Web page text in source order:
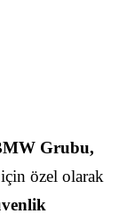
Grubu,
özel olarak